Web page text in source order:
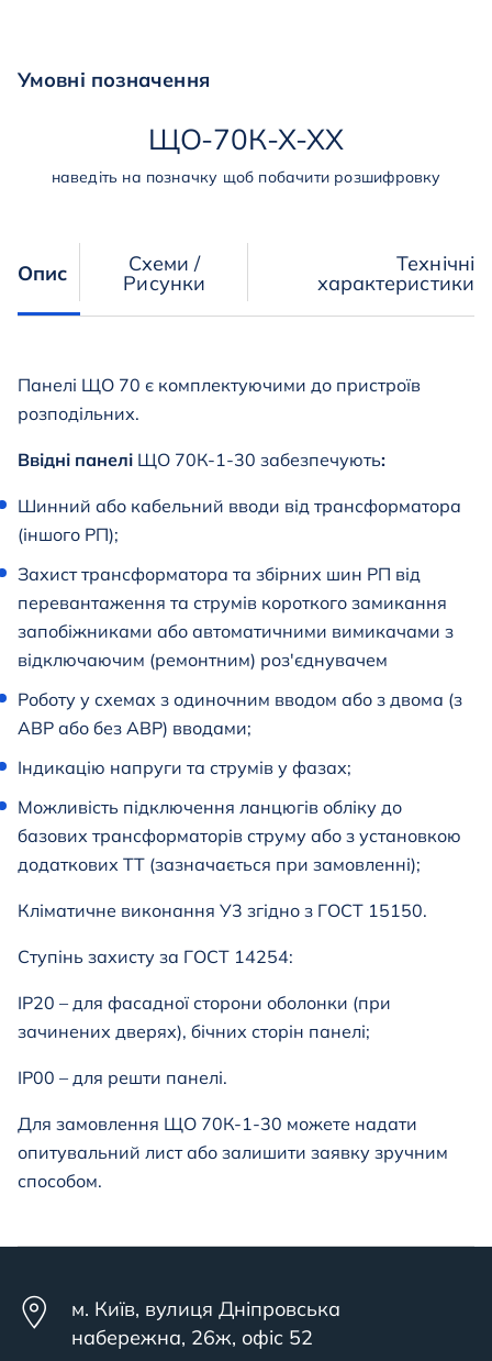
Умовні позначення
ЩО-70К-Х-ХХ
наведіть на позначку щоб побачити розшифровку
Опис Схеми /
Рисунки
Технічні
характеристики
Панелі ЩО 70 є комплектуючими до пристроїв
розподільних.
Ввідні панелі ЩО 70К-1-30 забезпечують:
Шинний або кабельний вводи від трансформатора
(іншого РП);
Захист трансформатора та збірних шин РП від
перевантаження та струмів короткого замикання
запобіжниками або автоматичними вимикачами з
відключаючим (ремонтним) роз'єднувачем
Роботу у схемах з одиночним вводом або з двома (з
АВР або без АВР) вводами;
Індикацію напруги та струмів у фазах;
Можливість підключення ланцюгів обліку до
базових трансформаторів струму або з установкою
додаткових ТТ (зазначається при замовленні);
Кліматичне виконання У3 згідно з ГОСТ 15150.
Ступінь захисту за ГОСТ 14254:
IP20 – для фасадної сторони оболонки (при
зачинених дверях), бічних сторін панелі;
IP00 – для решти панелі.
Для замовлення ЩО 70К-1-30 можете надати
опитувальний лист або залишити заявку зручним
способом.
м. Київ, вулиця Дніпровська
набережна, 26ж, офіс 52